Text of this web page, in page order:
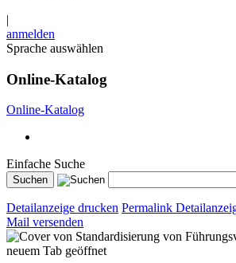
|
anmelden
Sprache auswählen
Online-Katalog
Online-Katalog
Einfache Suche
Detailanzeige drucken Permalink
Mail versenden
neuem Tab geöffnet